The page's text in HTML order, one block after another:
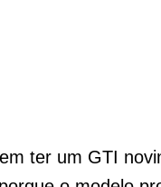
ter um GTI